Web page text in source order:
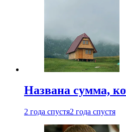
Названа сумма,
2 года спустя2 года спустя